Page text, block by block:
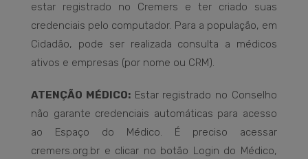
estar registrado no Cremers e ter criado suas
credenciais pelo computador. Para a população, em
Cidadão, pode ser realizada consulta a médicos
ativos e empresas (por nome ou CRM).
ATENÇÃO MÉDICO:Estar registrado no Conselho
não garante credenciais automáticas para acesso
ao Espaço do Médico. É preciso acessar
cremers.org.br e clicar no botão Login do Médico,